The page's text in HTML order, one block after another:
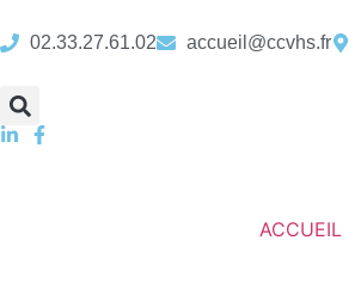
02.33.27.61.02 accueil@ccvhs.fr
ACCUEIL